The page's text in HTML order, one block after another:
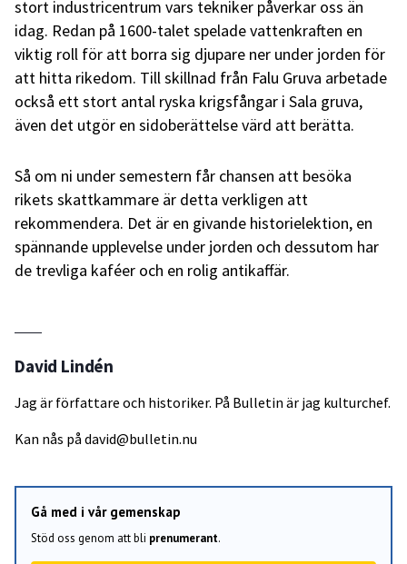
stort industricentrum vars tekniker påverkar oss än
idag. Redan på 1600-talet spelade vattenkraften en
viktig roll för att borra sig djupare ner under jorden för
att hitta rikedom. Till skillnad från Falu Gruva arbetade
också ett stort antal ryska krigsfångar i Sala gruva,
även det utgör en sidoberättelse värd att berätta.
Så om ni under semestern får chansen att besöka
rikets skattkammare är detta verkligen att
rekommendera. Det är en givande historielektion, en
spännande upplevelse under jorden och dessutom har
de trevliga kaféer och en rolig antikaffär.
David Lindén
Jag är författare och historiker. På Bulletin är jag kulturchef.
Kan nås på david@bulletin.nu
Gå med i vår gemenskap
Stöd oss genom att bli prenumerant.